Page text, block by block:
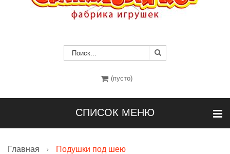
(пусто)
СПИСОК МЕНЮ
Главная Подушки под шею